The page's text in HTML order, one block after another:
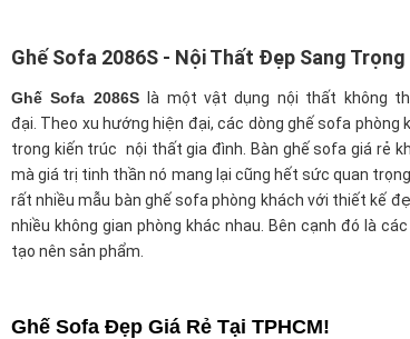
Ghế Sofa 2086S - Nội Thất Đẹp Sang
Ghế Sofa 2086S
là một vật dụng nội thất không
đại. Theo xu hướng hiện đại, các dòng ghế sofa
trong kiến trúc nội thất gia đình. Bàn ghế sofa giá rẻ
mà giá trị tinh thần nó mang lại cũng hết sức quan
rất nhiều mẫu bàn ghế sofa phòng khách với thiết kế
nhiều không gian phòng khác nhau. Bên cạnh đó là
tạo nên sản phẩm.
Ghế Sofa Đẹp Giá Rẻ Tại TPHCM!